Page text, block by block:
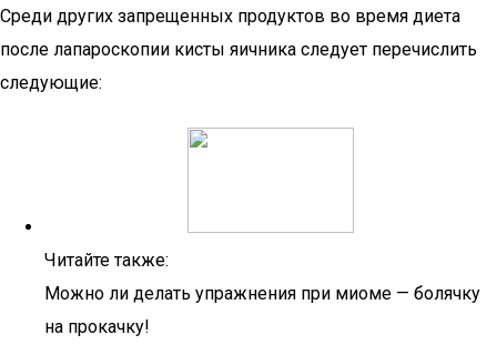
Среди других запрещенных продуктов во время диета
после лапароскопии кисты яичника следует перечислить
следующие:
Читайте также:
Можно ли делать упражнения при миоме — болячку
на прокачку!